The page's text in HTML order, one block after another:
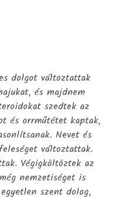
dolgot változtattak
és majdnem
szedtek az
és orrműtétet kaptak,
Nevet és
változtattak.
Végigköltöztek az
nemzetiséget is
szent dolog,